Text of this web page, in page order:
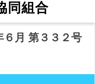
同組合
月 第３３２号